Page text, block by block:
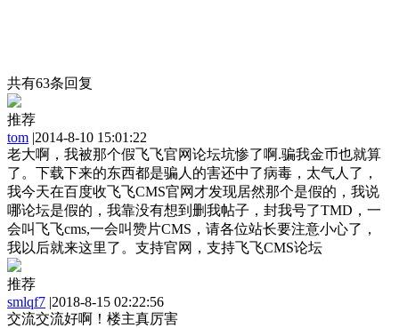
共有63条回复
推荐
tom |2014-8-10 15:01:22
老大啊，我被那个假飞飞官网论坛坑惨了啊.骗我金币也就算
了。下载下来的东西都是骗人的害还中了病毒，太气人了，
我今天在百度收飞飞CMS官网才发现居然那个是假的，我说
哪论坛是假的，我靠没有想到删我帖子，封我号了TMD，一
会叫飞飞cms,一会叫赞片CMS，请各位站长要注意小心了，
我以后就来这里了。支持官网，支持飞飞CMS论坛
推荐
smlqf7 |2018-8-15 02:22:56
交流交流好啊！楼主真厉害